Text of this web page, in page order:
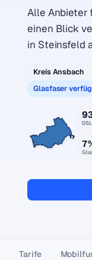
Alle Anbieter
einen Blick
in Steinsfeld
Kreis Ansbach
Glasfaser
Tarife